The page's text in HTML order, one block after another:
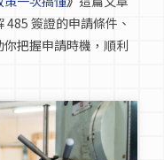
簽證的申請條件、
把握申請時機，順利